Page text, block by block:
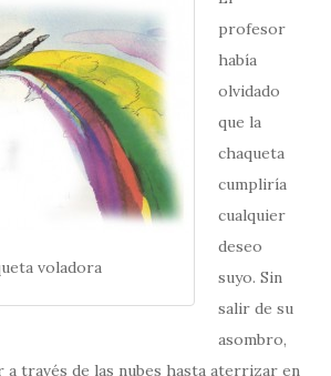
voladora
profesor
había
olvidado
que la
chaqueta
cumpliría
cualquier
deseo
suyo. Sin
salir de su
asombro,
a través de las nubes hasta aterrizar en